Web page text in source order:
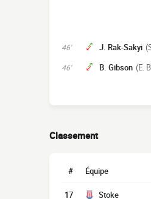
46' J. Rak-Sakyi
46' B. Gibson (E.
Classement
# Équipe
17 Stoke